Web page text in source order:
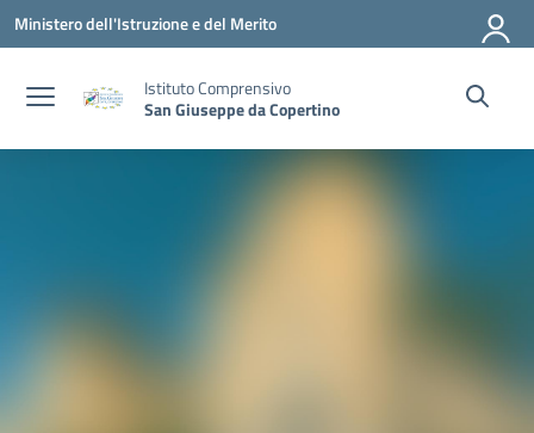
Vai ai contenuti
Vai al menu di navigazione
Vai al footer
Ministero dell'Istruzione e del Merito
Istituto Comprensivo
San Giuseppe da Copertino